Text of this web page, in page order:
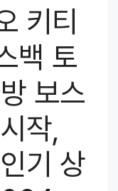
키티
백 토
보스
작,
기 상